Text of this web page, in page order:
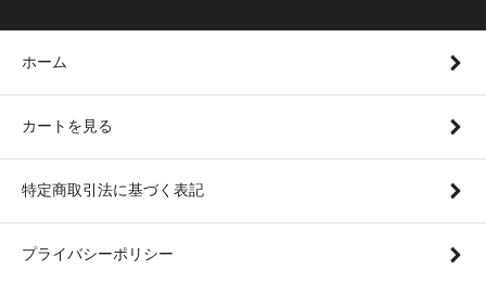
ホーム
カートを見る
特定商取引法に基づく表記
プライバシーポリシー